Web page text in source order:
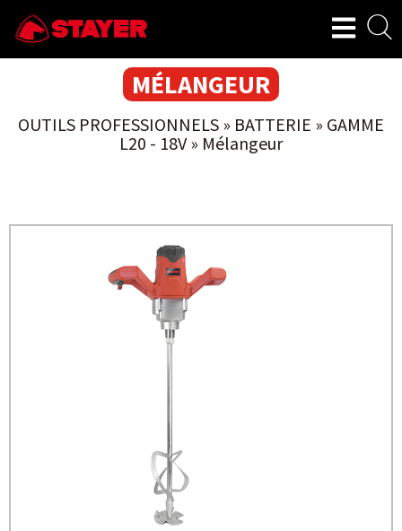
MÉLANGEUR
OUTILS PROFESSIONNELS » BATTERIE » GAMME
L20 - 18V» Mélangeur